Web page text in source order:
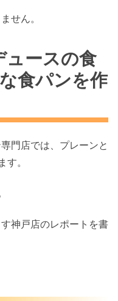
せん。
ュースの食
食パンを作
門店では、プレーンと
。
神戸店のレポートを書